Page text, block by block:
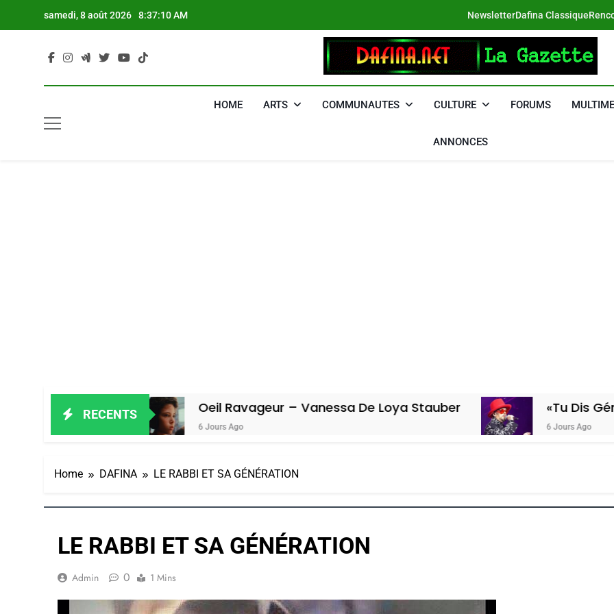
samedi, 8 août 2026 8:37:11 AM NewsletterDafina Classique
DAFINA
HOME ARTS COMMUNAUTES CULTURE FORUMS
ANNONCES
RECENTSOeil Ravageur – Vanessa De Loya Stauber
6 Jours Ago
«Tu Dis Génocide, Je
6 Jours Ago
Home DAFINA LE RABBI ET SA GÉNÉRATION
LE RABBI ET SA GÉNÉRATION
Admin 0 1 Mins